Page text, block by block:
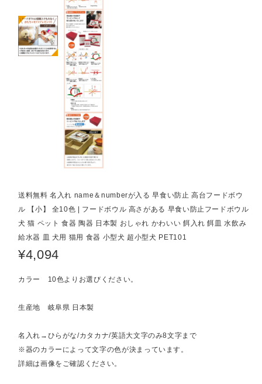
送料無料 名入れ name＆numberが入る 早食い防止 高台フードボウ
ル 【小】 全10色 | フードボウル 高さがある 早食い防止フードボウル
犬 猫 ペット 食器 陶器 日本製 おしゃれ かわいい 餌入れ 餌皿 水飲み
給水器 皿 犬用 猫用 食器 小型犬 超小型犬 PET101
¥4,094
カラー 10色よりお選びください。
生産地 岐阜県 日本製
名入れ→ひらがな/カタカナ/英語大文字のみ8文字まで
※器のカラーによって文字の色が決まっています。
詳細は画像をご確認ください。